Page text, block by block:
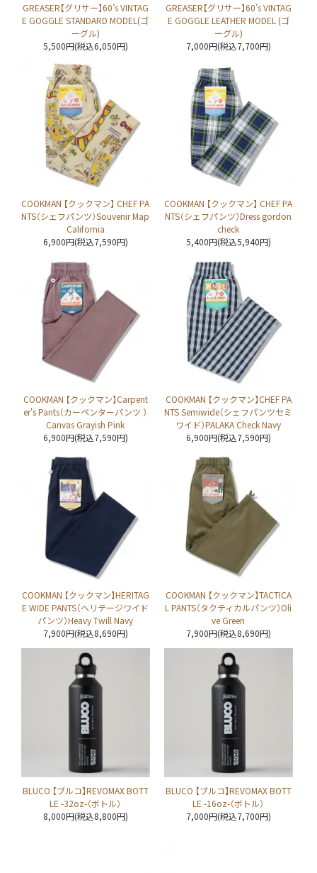
GREASER【グリサー】60’s VINTAG
E GOGGLE STANDARD MODEL(ゴ
ーグル)
5,500円(税込6,050円)
GREASER【グリサー】60’s VINTAG
E GOGGLE LEATHER MODEL (ゴ
ーグル)
7,000円(税込7,700円)
COOKMAN 【クックマン】 CHEF PA
NTS（シェフパンツ）Souvenir Map
California
6,900円(税込7,590円)
COOKMAN 【クックマン】 CHEF PA
NTS（シェフパンツ）Dress gordon
check
5,400円(税込5,940円)
COOKMAN 【クックマン】Carpent
er's Pants（カーペンターパンツ ）
Canvas Grayish Pink
6,900円(税込7,590円)
COOKMAN 【クックマン】CHEF PA
NTS Semiwide（シェフパンツセミ
ワイド）PALAKA Check Navy
6,900円(税込7,590円)
COOKMAN 【クックマン】HERITAG
E WIDE PANTS（ヘリテージワイド
パンツ）Heavy Twill Navy
7,900円(税込8,690円)
COOKMAN 【クックマン】TACTICA
L PANTS（タクティカルパンツ）Oli
ve Green
7,900円(税込8,690円)
BLUCO 【ブルコ】REVOMAX BOTT
LE -32oz-（ボトル）
8,000円(税込8,800円)
BLUCO 【ブルコ】REVOMAX BOTT
LE -16oz-（ボトル）
7,000円(税込7,700円)